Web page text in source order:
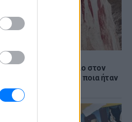
ξύλινο εργαλείο στον
στην Ελλάδα - ποια ήταν
του